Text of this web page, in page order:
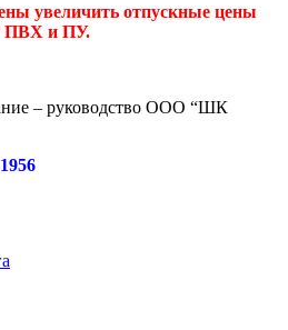
увеличить отпускные цены
ПВХ и ПУ.
– руководство ООО “ШК